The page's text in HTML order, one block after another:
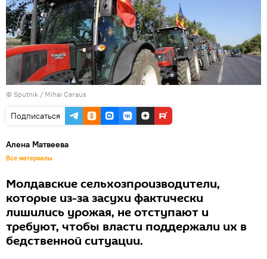
© Sputnik / Mihai Caraus
Подписаться
Алена Матвеева
Все материалы
Молдавские сельхозпроизводители,
которые из-за засухи фактически
лишились урожая, не отступают и
требуют, чтобы власти поддержали их в
бедственной ситуации.